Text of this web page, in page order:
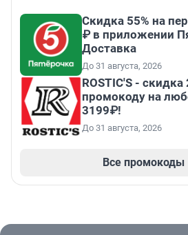
Скидка 55% на
₽ в приложении
Доставка
До 31 августа, 2026
ROSTIC'S - скидка
промокоду на
3199₽!
До 31 августа, 2026
Все промокоды